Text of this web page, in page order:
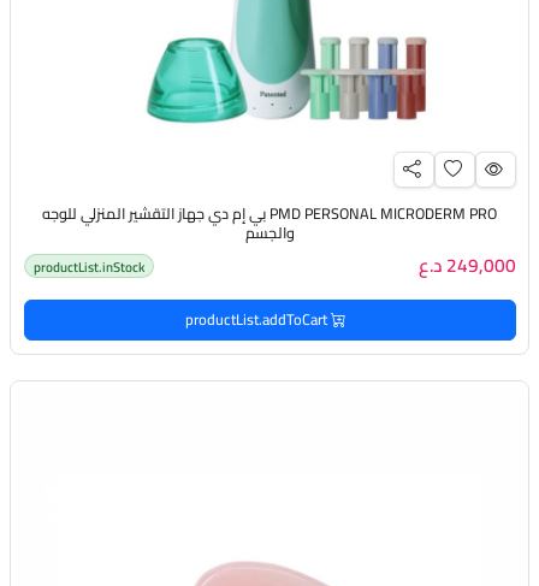
PMD PERSONAL MICRODERM PRO بي إم دي جهاز التقشير المنزلي للوجه
والجسم
249,000 د.ع productList.inStock
productList.addToCart